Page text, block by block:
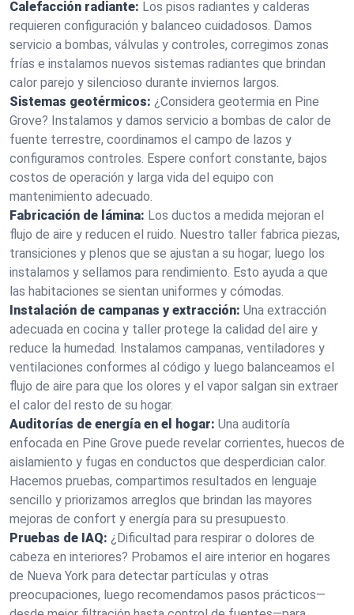
Calefacción radiante: Los pisos radiantes y calderas
requieren configuración y balanceo cuidadosos. Damos
servicio a bombas, válvulas y controles, corregimos zonas
frías e instalamos nuevos sistemas radiantes que brindan
calor parejo y silencioso durante inviernos largos.
Sistemas geotérmicos: ¿Considera geotermia en Pine
Grove? Instalamos y damos servicio a bombas de calor de
fuente terrestre, coordinamos el campo de lazos y
configuramos controles. Espere confort constante, bajos
costos de operación y larga vida del equipo con
mantenimiento adecuado.
Fabricación de lámina: Los ductos a medida mejoran el
flujo de aire y reducen el ruido. Nuestro taller fabrica piezas,
transiciones y plenos que se ajustan a su hogar; luego los
instalamos y sellamos para rendimiento. Esto ayuda a que
las habitaciones se sientan uniformes y cómodas.
Instalación de campanas y extracción: Una extracción
adecuada en cocina y taller protege la calidad del aire y
reduce la humedad. Instalamos campanas, ventiladores y
ventilaciones conformes al código y luego balanceamos el
flujo de aire para que los olores y el vapor salgan sin extraer
el calor del resto de su hogar.
Auditorías de energía en el hogar: Una auditoría
enfocada en Pine Grove puede revelar corrientes, huecos de
aislamiento y fugas en conductos que desperdician calor.
Hacemos pruebas, compartimos resultados en lenguaje
sencillo y priorizamos arreglos que brindan las mayores
mejoras de confort y energía para su presupuesto.
Pruebas de IAQ: ¿Dificultad para respirar o dolores de
cabeza en interiores? Probamos el aire interior en hogares
de Nueva York para detectar partículas y otras
preocupaciones, luego recomendamos pasos prácticos—